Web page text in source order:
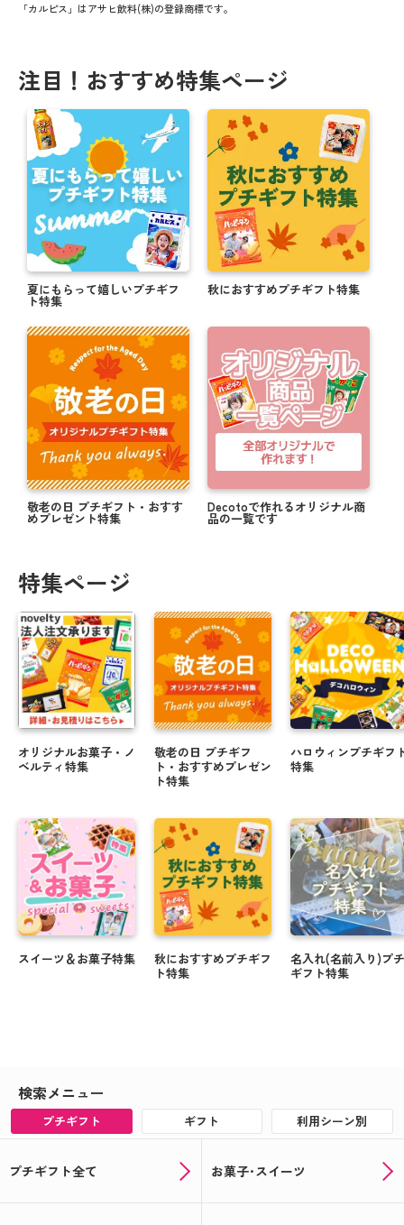
「カルピス」はアサヒ飲料(株)の登録商標です。
注目！おすすめ特集ページ
夏にもらって嬉しいプチギフ
ト特集
秋におすすめプチギフト特集
敬老の日 プチギフト・おすす
めプレゼント特集
Decotoで作れるオリジナル商
品の一覧です
特集ページ
オリジナルお菓子・ノ
ベルティ特集
スイーツ＆お菓子特集
敬老の日 プチギフ
ト・おすすめプレゼン
ト特集
秋におすすめプチギフ
ト特集
ハロウィンプチギフ
特集
名入れ(名前入り)プチ
ギフト特集
検索メニュー
プチギフト ギフト 利用シーン別
プチギフト全て お菓子･スイーツ